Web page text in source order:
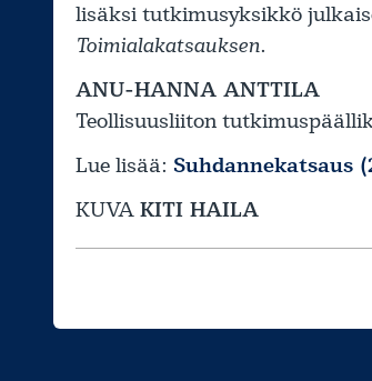
lisäksi tutkimusyksikkö
Toimialakatsauksen.
ANU-HANNA ANTTILA
Teollisuusliiton
Lue lisää: Suhdannekatsaus
KUVA KITI HAILA